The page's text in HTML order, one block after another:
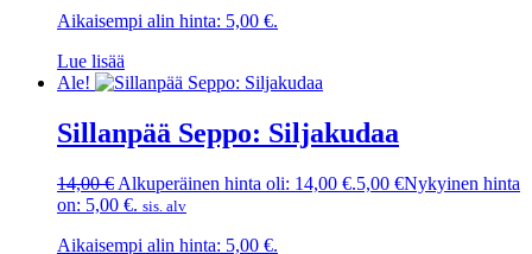
Aikaisempi alin hinta: 5,00 €.
Lue lisää
Ale!
Sillanpää Seppo: Siljakudaa
14,00€ Alkuperäinen hinta oli: 14,00 €.5,00 €Nykyinen hinta
on: 5,00 €. sis. alv
Aikaisempi alin hinta: 5,00 €.